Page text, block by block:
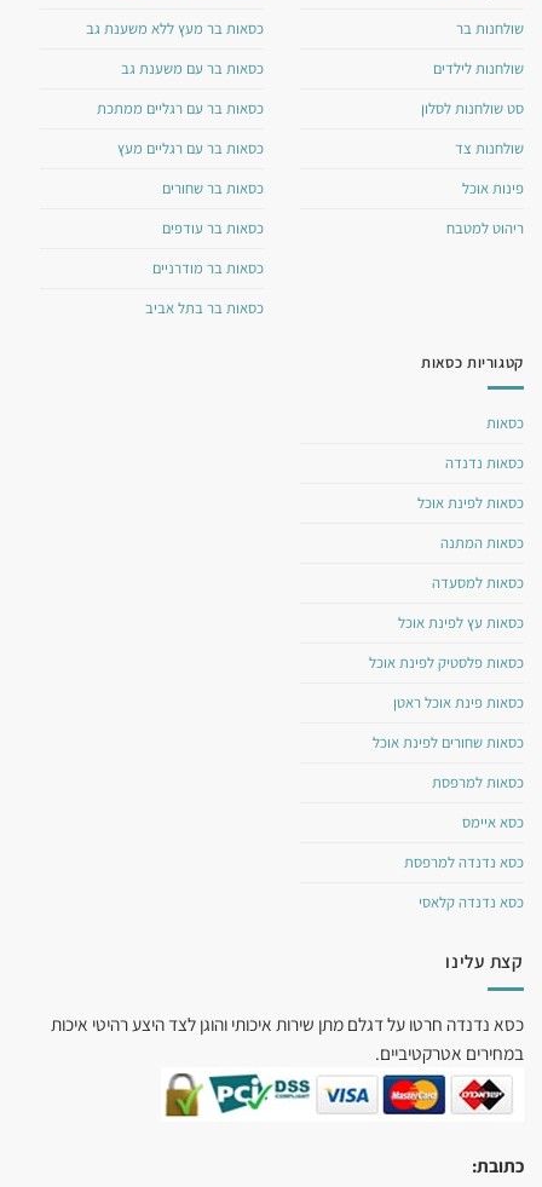
קצת עלינו
כסא נדנדה חרטו על דגלם מתן שירות איכותי והוגן לצד היצע רהיטי איכות
במחירים אטרקטיביים.
כתובת:
שולחנות בר
שולחנות לילדים
סט שולחנות לסלון
שולחנות צד
פינות אוכל
ריהוט למטבח
כסאות בר מעץ ללא משענת גב
כסאות בר עם משענת גב
כסאות בר עם רגליים ממתכת
כסאות בר עם רגליים מעץ
כסאות בר שחורים
כסאות בר עודפים
כסאות בר מודרניים
כסאות בר בתל אביב
קטגוריות כסאות
כסאות
כסאות נדנדה
כסאות לפינת אוכל
כסאות המתנה
כסאות למסעדה
כסאות עץ לפינת אוכל
כסאות פלסטיק לפינת אוכל
כסאות פינת אוכל ראטן
כסאות שחורים לפינת אוכל
כסאות למרפסת
כסא איימס
כסא נדנדה למרפסת
כסא נדנדה קלאסי